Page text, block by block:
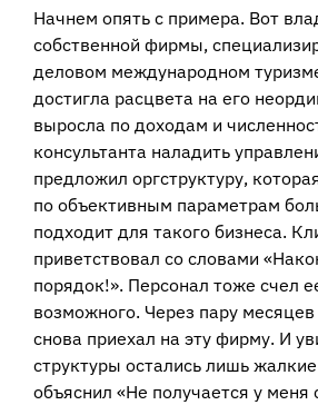
Начнем опять с примера. Вот
собственной фирмы,
деловом международном
достигла расцвета на его
выросла по доходам и
консультанта наладить
предложил оргструктуру,
по объективным параметрам
подходит для такого бизнеса.
приветствовал со словами
порядок!». Персонал тоже счел
возможного. Через пару месяцев
снова приехал на эту фирму. И
структуры остались лишь
объяснил «Не получается у меня